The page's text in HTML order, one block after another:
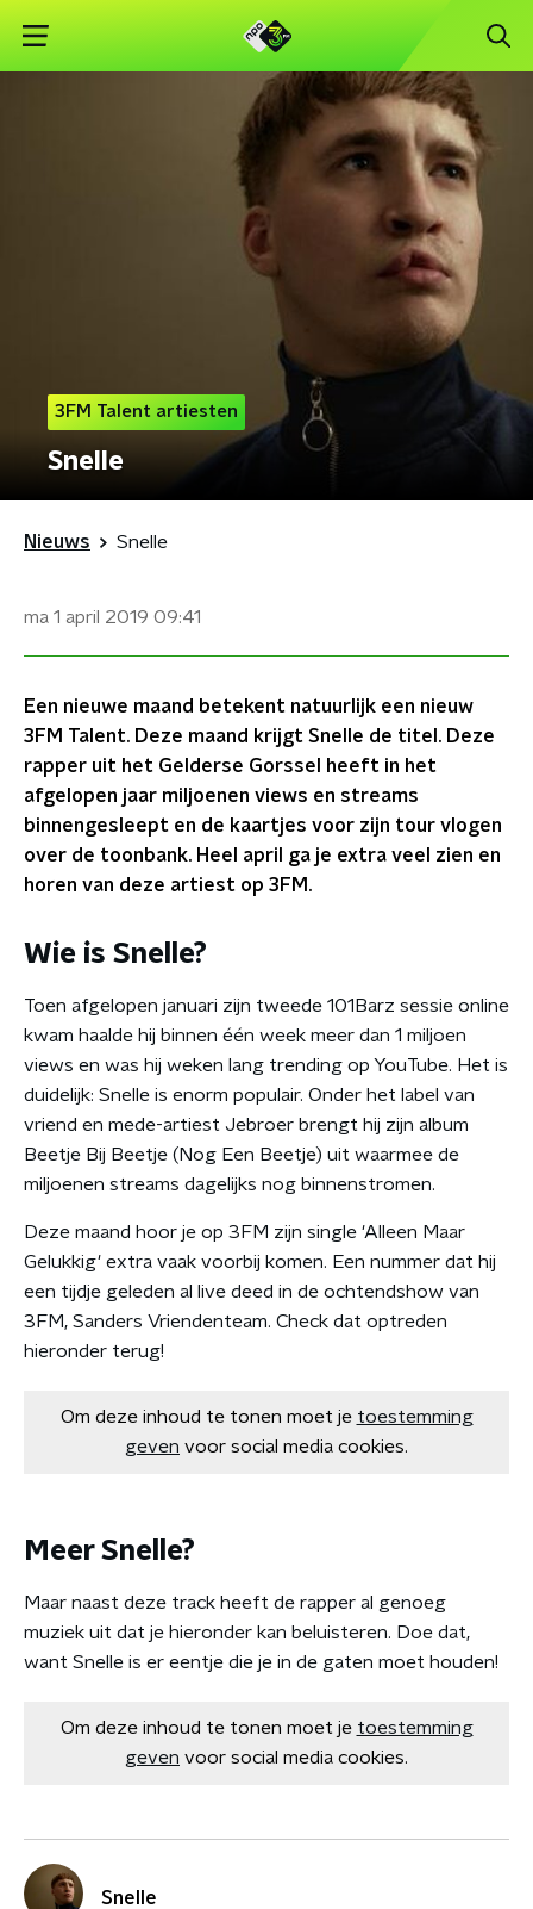
3FM Talent artiesten
Snelle
Nieuws Snelle
ma 1 april 2019 09:41
Een nieuwe maand betekent natuurlijk een nieuw
3FM Talent. Deze maand krijgt Snelle de titel. Deze
rapper uit het Gelderse Gorssel heeft in het
afgelopen jaar miljoenen views en streams
binnengesleept en de kaartjes voor zijn tour vlogen
over de toonbank. Heel april ga je extra veel zien en
horen van deze artiest op 3FM.
Wie is Snelle?
Toen afgelopen januari zijn tweede 101Barz sessie online
kwam haalde hij binnen één week meer dan 1 miljoen
views en was hij weken lang trending op YouTube. Het is
duidelijk: Snelle is enorm populair. Onder het label van
vriend en mede-artiest Jebroer brengt hij zijn album
Beetje Bij Beetje (Nog Een Beetje) uit waarmee de
miljoenen streams dagelijks nog binnenstromen.
Deze maand hoor je op 3FM zijn single 'Alleen Maar
Gelukkig' extra vaak voorbij komen. Een nummer dat hij
een tijdje geleden al live deed in de ochtendshow van
3FM, Sanders Vriendenteam. Check dat optreden
hieronder terug!
Om deze inhoud te tonen moet je toestemming
geven voor social media cookies.
Meer Snelle?
Maar naast deze track heeft de rapper al genoeg
muziek uit dat je hieronder kan beluisteren. Doe dat,
want Snelle is er eentje die je in de gaten moet houden!
Om deze inhoud te tonen moet je toestemming
geven voor social media cookies.
Snelle